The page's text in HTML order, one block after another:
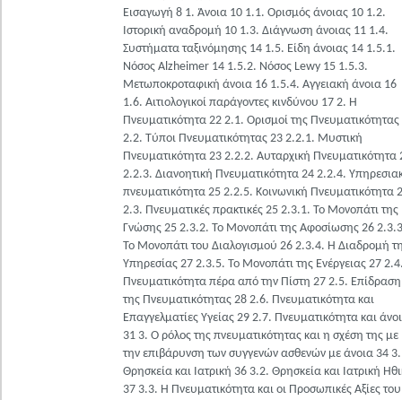
Εισαγωγή 8 1. Άνοια 10 1.1. Ορισμός άνοιας 10 1.2.
Ιστορική αναδρομή 10 1.3. Διάγνωση άνοιας 11 1.4.
Συστήματα ταξινόμησης 14 1.5. Είδη άνοιας 14 1.5.1.
Νόσος Alzheimer 14 1.5.2. Νόσος Lewy 15 1.5.3.
Μετωποκροταφική άνοια 16 1.5.4. Αγγειακή άνοια 16
1.6. Αιτιολογικοί παράγοντες κινδύνου 17 2. Η
Πνευματικότητα 22 2.1. Ορισμοί της Πνευματικότητας
2.2. Τύποι Πνευματικότητας 23 2.2.1. Μυστική
Πνευματικότητα 23 2.2.2. Αυταρχική Πνευματικότητα
2.2.3. Διανοητική Πνευματικότητα 24 2.2.4.
πνευματικότητα 25 2.2.5. Κοινωνική Πνευματικότητα
2.3. Πνευματικές πρακτικές 25 2.3.1. Το Μονοπάτι της
Γνώσης 25 2.3.2. Το Μονοπάτι της Αφοσίωσης 26
Το Μονοπάτι του Διαλογισμού 26 2.3.4. Η Διαδρομή
Υπηρεσίας 27 2.3.5. Το Μονοπάτι της Ενέργειας 27
Πνευματικότητα πέρα από την Πίστη 27 2.5. Επίδραση
της Πνευματικότητας 28 2.6. Πνευματικότητα και
Επαγγελματίες Υγείας 29 2.7. Πνευματικότητα και
31 3. Ο ρόλος της πνευματικότητας και η σχέση της με
την επιβάρυνση των συγγενών ασθενών με άνοια 34
Θρησκεία και Ιατρική 36 3.2. Θρησκεία και Ιατρική
37 3.3. Η Πνευματικότητα και οι Προσωπικές Αξίες του